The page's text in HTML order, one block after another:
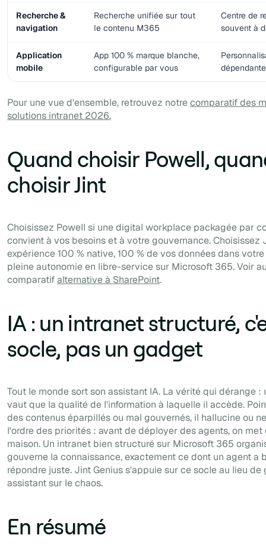
Recherche &
navigation
Recherche unifiée sur tout
le contenu M365
Centre de
souvent à
Application
mobile
App 100 % marque blanche,
configurable par vous
Pour une vue d'ensemble, retrouvez notrecomparatif des
solutions intranet 2026.
Quand choisir Powell,
choisir Jint
Choisissez Powell si une digital workplace packagée par
convient à vos besoins et à votre gouvernance. Choisissez
expérience 100 % native, 100 % de vos données dans
pleine autonomie en libre-service sur Microsoft 365. Voir
comparatifalternative à SharePoint.
IA : un intranet structuré,
socle, pas un gadget
Tout le monde sort son assistant IA. La vérité qui dérange :
vaut que la qualité de l'information à laquelle il accède.
des contenus éparpillés ou mal gouvernés, il hallucine ou
l'ordre des priorités : avant de déployer des agents, on met
maison. Un intranet bien structuré sur Microsoft 365
gouverne la connaissance, exactement ce dont un agent a
répondre juste. Jint Genius s'appuie sur ce socle au lieu de
assistant sur le chaos.
En résumé